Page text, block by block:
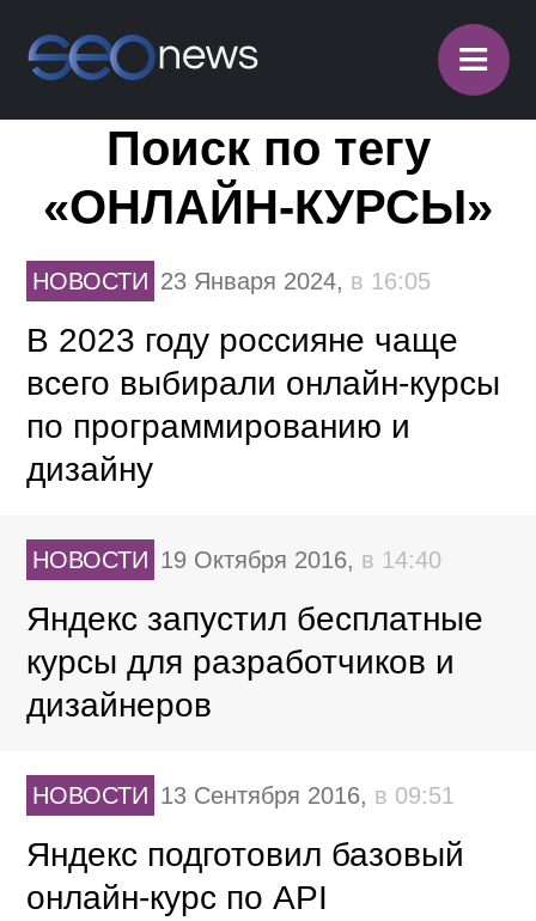
≡
Поиск по тегу
«ОНЛАЙН-КУРСЫ»
НОВОСТИ 23 Января 2024, в 16:05
В 2023 году россияне чаще
всего выбирали онлайн-курсы
по программированию и
дизайну
НОВОСТИ 19 Октября 2016, в 14:40
Яндекс запустил бесплатные
курсы для разработчиков и
дизайнеров
НОВОСТИ 13 Сентября 2016, в 09:51
Яндекс подготовил базовый
онлайн-курс по API